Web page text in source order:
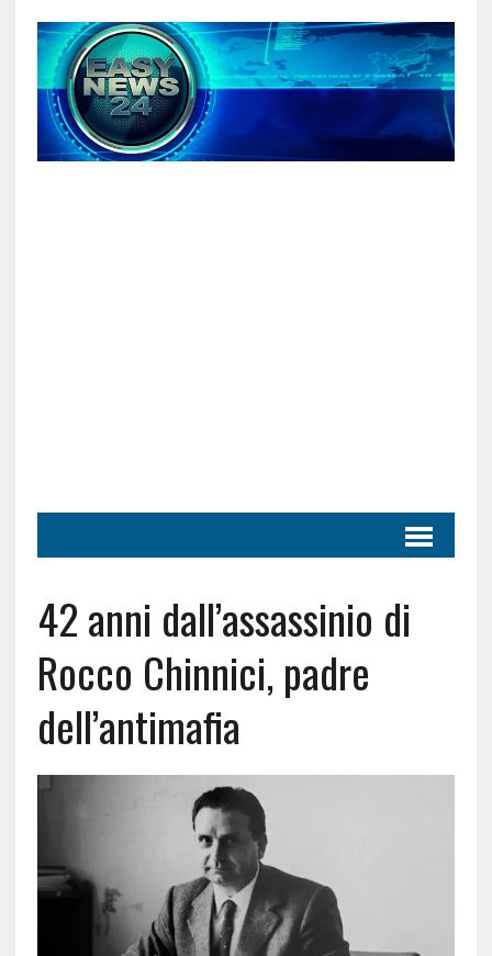
42 anni dall’assassinio di
Rocco Chinnici, padre
dell’antimafia